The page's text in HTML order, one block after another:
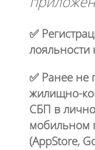
✅
лояльности
✅ Ранее не
жилищно-
СБП в
мобильном
(AppStore,